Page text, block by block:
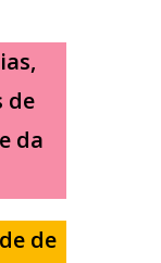
de
da
de